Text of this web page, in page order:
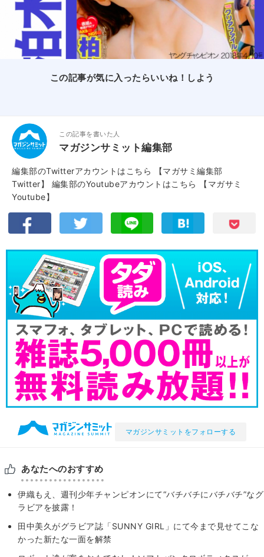
この記事が気に入ったらいいね！しよう
この記事を書いた人
マガジンサミット編集部
編集部のTwitterアカウントはこちら
【マガサミ編集部
Twitter】
編集部のYoutubeアカウントはこちら
【マガサミ
Youtube】
マガジンサミットをフォローする
あなたへのおすすめ
伊織もえ、週刊少年チャンピオンにて“バチバチにバチバチ”なグ
ラビアを披露！
田中美久がグラビア誌「SUNNY GIRL」にて今まで見せてこな
かった新たな一面を解禁